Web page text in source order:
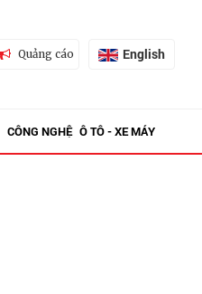
Quảng cáo English
CÔNG NGHỆ Ô TÔ - XE MÁY